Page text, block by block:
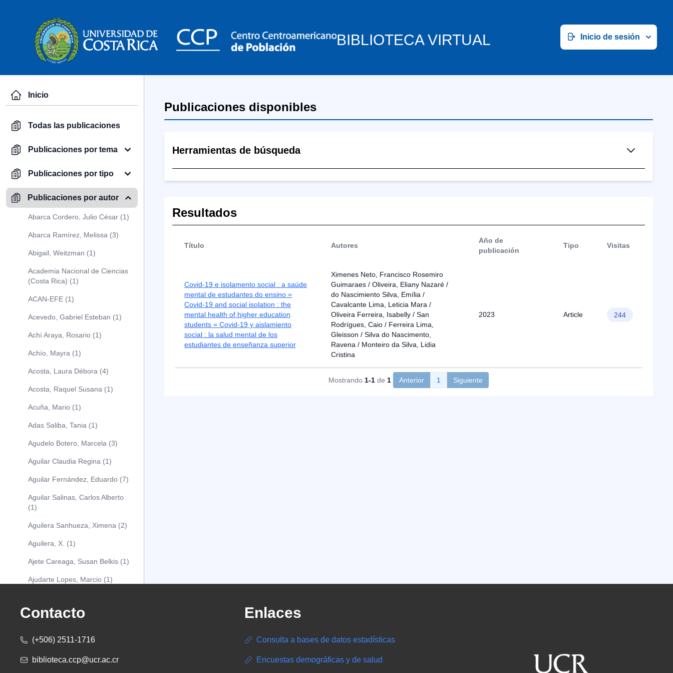
BIBLIOTECA VIRTUAL Inicio de sesión
Inicio
Todas las publicaciones
Publicaciones por tema
Publicaciones por tipo
Publicaciones por autor
Abarca Cordero, Julio César (1)
Abarca Ramírez, Melissa (3)
Abigail, Weitzman (1)
Academia Nacional de Ciencias
(Costa Rica) (1)
ACAN-EFE (1)
Acevedo, Gabriel Esteban (1)
Achí Araya, Rosario (1)
Achío, Mayra (1)
Acosta, Laura Débora (4)
Acosta, Raquel Susana (1)
Acuña, Mario (1)
Adas Saliba, Tania (1)
Agudelo Botero, Marcela (3)
Aguilar Claudia Regina (1)
Aguilar Fernández, Eduardo (7)
Aguilar Salinas, Carlos Alberto
(1)
Aguilera Sanhueza, Ximena (2)
Aguilera, X. (1)
Ajete Careaga, Susan Belkis (1)
Ajudarte Lopes, Marcio (1)
(1)
Albareda Tiana (1)
Alcócer Alfaro, Diana (1)
Publicaciones disponibles
Herramientas de búsqueda
Resultados
Título Autores
Año de
publicación
Tipo Visitas
Covid-19 e isolamento social : a saúde
mental de estudantes do ensino =
Covid-19 and social isolation : the
mental health of higher education
students = Covid-19 y aislamiento
social : la salud mental de los
estudiantes de enseñanza superior
Ximenes Neto, Francisco Rosemiro
Guimaraes / Oliveira, Eliany Nazaré /
do Nascimiento Silva, Emília /
Cavalcante Lima, Leticia Mara /
Oliveira Ferreira, Isabelly / San
Rodrígues, Caio / Ferreira Lima,
Gleisson / Silva do Nascimento,
Ravena / Monteiro da Silva, Lidia
Cristina
2023 Article 244
Mostrando 1-1 de 1 Anterior 1 Siguiente
Contacto
(+506) 2511-1716
biblioteca.ccp@ucr.ac.cr
Enlaces
Consulta a bases de datos estadísticas
Encuestas demográficas y de salud